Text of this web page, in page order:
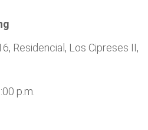
Residencial, Los Cipreses II,
p.m.